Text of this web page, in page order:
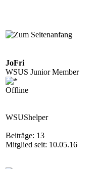
JoFri
WSUS Junior Member
Offline
WSUShelper
Beiträge: 13
Mitglied seit: 10.05.16